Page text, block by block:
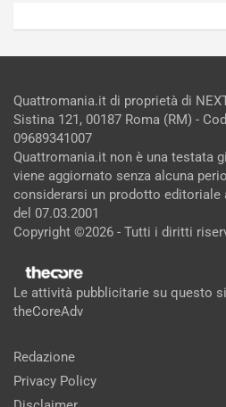
Quattromania.it di proprietà di
Sistina 121, 00187 Roma (RM) -
09689341007
Quattromania.it non è una testata
viene aggiornato senza alcuna
considerarsi un prodotto editoriale
del 07.03.2001
Copyright ©2026 - Tutti i diritti
Le attività pubblicitarie su questo
theCoreAdv
Redazione
Privacy Policy